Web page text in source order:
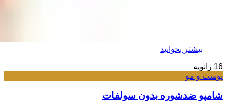
بیشتر بخوانید
16 ژانویه
پوست و مو
شامپو ضدشوره بدون سولفات